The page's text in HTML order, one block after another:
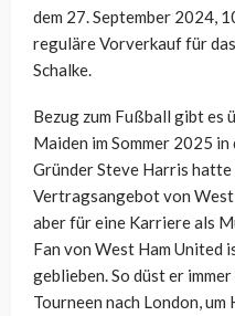
dem 27. September 2024,
reguläre Vorverkauf für
Schalke.
Bezug zum Fußball gibt es
Maiden im Sommer 2025
Gründer Steve Harris hatte
Vertragsangebot von West
aber für eine Karriere als
Fan von West Ham United
geblieben. So düst er
Tourneen nach London,